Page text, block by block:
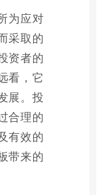
为应对
采取的
资者的
看，它
展。投
合理的
有效的
带来的